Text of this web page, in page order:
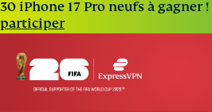
30 iPhone 17 Pro neufs à gagner !
participer